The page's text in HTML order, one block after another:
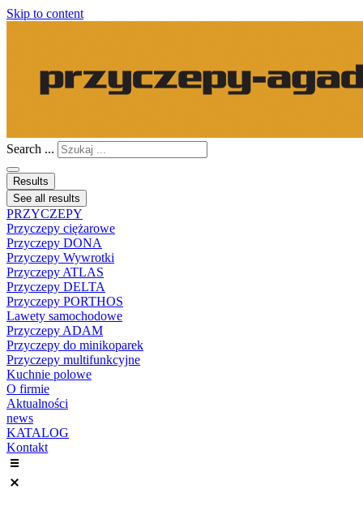
Skip to content
Search ...
Results
See all results
PRZYCZEPY
Przyczepy ciężarowe
Przyczepy DONA
Przyczepy Wywrotki
Przyczepy ATLAS
Przyczepy DELTA
Przyczepy PORTHOS
Lawety samochodowe
Przyczepy ADAM
Przyczepy do minikoparek
Przyczepy multifunkcyjne
Kuchnie polowe
O firmie
Aktualności
news
KATALOG
Kontakt